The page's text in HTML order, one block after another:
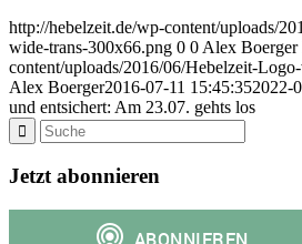
http://hebelzeit.de/wp-content/uploads/
wide-trans-300x66.png 0 0 Alex Boerger
content/uploads/2016/06/Hebelzeit-
Alex Boerger2016-07-11 15:45:352022-
und entsichert: Am 23.07. gehts los
Jetzt abonnieren